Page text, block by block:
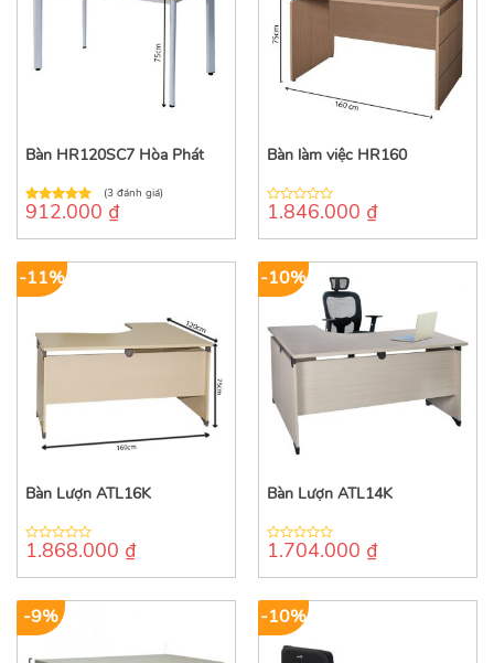
Bàn HR120SC7 Hòa Phát
5.00
out of
(3 đánh giá)
912.000 ₫
Bàn làm việc HR160
0
of
1.846.000 ₫
-11%
Bàn Lượn ATL16K
0
of
1.868.000 ₫
-10%
Bàn Lượn ATL14K
0
of
1.704.000 ₫
-9% -10%